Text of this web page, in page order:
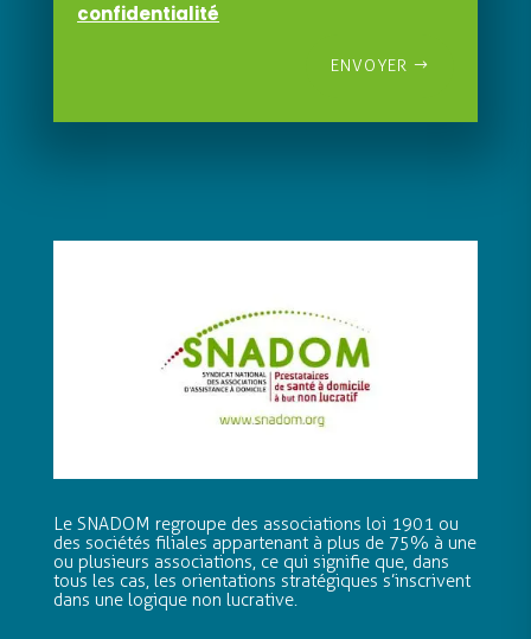
confidentialité
ENVOYER
Le SNADOM regroupe des associations loi 1901 ou
des sociétés filiales appartenant à plus de 75% à une
ou plusieurs associations, ce qui signifie que, dans
tous les cas, les orientations stratégiques s’inscrivent
dans une logique non lucrative.